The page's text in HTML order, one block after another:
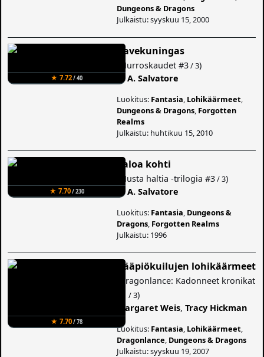
Dungeons & Dragons
Julkaistu: syyskuu 15, 2000
★ 7.72/ 40
Aavekuningas
Murroskaudet #3/ 3)
R. A. Salvatore
Luokitus: Fantasia Lohikäärmeet
Dungeons & Dragons Forgotten
Realms
Julkaistu: huhtikuu 15, 2010
★ 7.70/ 230
Valoa kohti
Musta haltia -trilogia #3/ 3)
R. A. Salvatore
Luokitus: Fantasia Dungeons &
Dragons Forgotten Realms
Julkaistu: 1996
★ 7.70/ 78
Kääpiökuilujen lohikäärmeet
Dragonlance: Kadonneet kronikat
/ 3)
Margaret Weis,Tracy Hickman
Luokitus: Fantasia Lohikäärmeet
Dragonlance Dungeons & Dragons
Julkaistu: syyskuu 19, 2007